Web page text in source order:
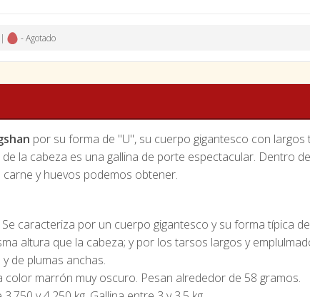
- Agotado
por su forma de "U", su cuerpo gigantesco con
la cabeza es una gallina de porte espectacular. Dentro
y huevos podemos obtener.
Se caracteriza por un cuerpo gigantesco y su forma típica
altura que la cabeza; y por los tarsos largos y
y de plumas anchas.
color marrón muy oscuro. Pesan alrededor de 58 gramos.